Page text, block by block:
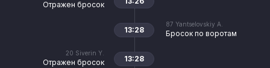
Отражен бросок
87 Yantselovskiy A.
Бросок по воротам
13:28
20 Siverin Y.
Отражен бросок 13:28